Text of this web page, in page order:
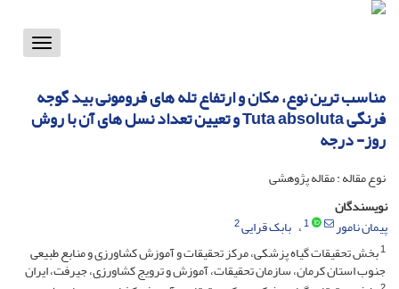
Toggle
مناسب ترین نوع، مکان و ارتفاع تله های فرومونی بید گوجه
فرنگی Tuta absoluta و تعیین تعداد نسل های آن با روش
روز- درجه
نوع مقاله : مقاله پژوهشی
نویسندگان
پیمان نامور
1 بابک قرایی2
1بخش تحقیقات گیاه پزشکی، مرکز تحقیقات و آموزش کشاورزی و منابع طبیعی
جنوب استان کرمان، سازمان تحقیقات، آموزش و ترویج کشاورزی، جیرفت، ایران